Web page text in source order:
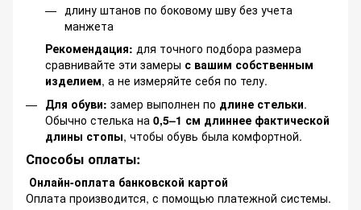
длину штанов по боковому шву без учета
манжета
Рекомендация: для точного подбора размера
сравнивайте эти замеры с вашим собственным
изделием, а не измеряйте себя по телу.
Для обуви: замер выполнен по длине стельки.
Обычно стелька на 0,5–1 см длиннее фактической
длины стопы, чтобы обувь была комфортной.
Способы оплаты:
Онлайн-оплата банковской картой
Оплата производится, с помощью платежной системы.